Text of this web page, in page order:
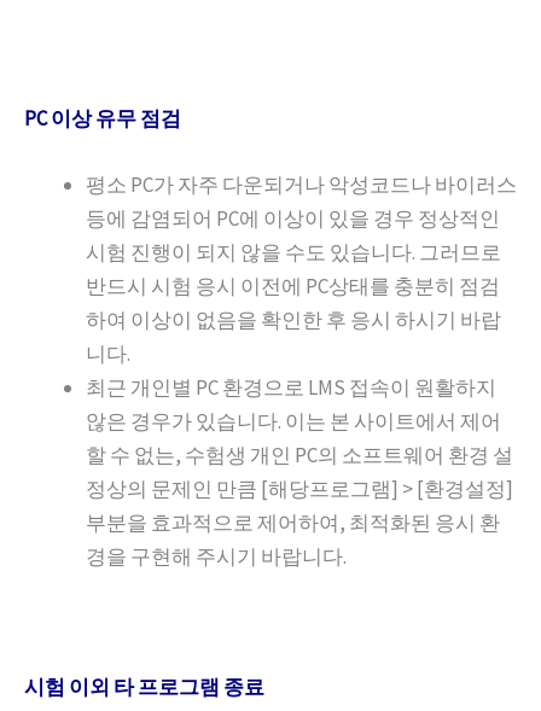
PC 이상 유무 점검
평소 PC가 자주 다운되거나 악성코드나 바이러스
등에 감염되어 PC에 이상이 있을 경우 정상적인
시험 진행이 되지 않을 수도 있습니다. 그러므로
반드시 시험 응시 이전에 PC상태를 충분히 점검
하여 이상이 없음을 확인한 후 응시 하시기 바랍
니다.
최근 개인별 PC 환경으로 LMS 접속이 원활하지
않은 경우가 있습니다. 이는 본 사이트에서 제어
할 수 없는, 수험생 개인 PC의 소프트웨어 환경 설
정상의 문제인 만큼 [해당프로그램] > [환경설정]
부분을 효과적으로 제어하여, 최적화된 응시 환
경을 구현해 주시기 바랍니다.
시험 이외 타 프로그램 종료